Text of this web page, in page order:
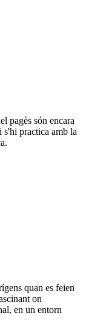
pagès són encara
s'hi practica amb la
quan es feien
on
en un entorn